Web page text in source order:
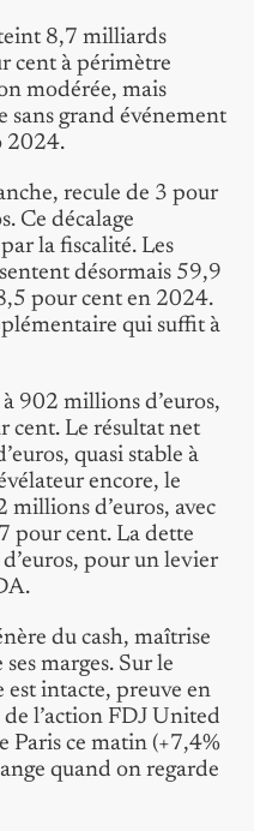
8,7 milliards
cent à périmètre
modérée, mais
sans grand événement
2024.
recule de 3 pour
Ce décalage
la fiscalité. Les
désormais 59,9
pour cent en 2024.
qui suffit à
902 millions d’euros,
cent. Le résultat net
quasi stable à
encore, le
millions d’euros, avec
pour cent. La dette
pour un levier
du cash, maîtrise
marges. Sur le
intacte, preuve en
l’action FDJ United
Paris ce matin (+7,4%
quand on regarde